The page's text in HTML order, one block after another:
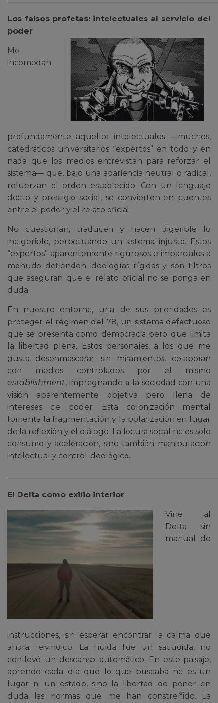
Los falsos profetas: intelectuales al servicio del
poder
Me
incomodan
profundamente aquellos intelectuales —muchos,
catedráticos universitarios “expertos” en todo y en
nada que los medios entrevistan para reforzar el
sistema— que, bajo una apariencia neutral o radical,
refuerzan el orden establecido. Con un lenguaje
docto y prestigio social, se convierten en puentes
entre el poder y el relato oficial.
No cuestionan; traducen y hacen digerible lo
indigerible, perpetuando un sistema injusto. Estos
“expertos” aparentemente rigurosos e imparciales a
menudo defienden ideologías rígidas y son filtros
que aseguran que el relato oficial no se ponga en
duda.
En nuestro entorno, una de sus prioridades es
proteger el régimen del 78, un sistema defectuoso
que se presenta como democracia pero que limita
la libertad plena. Estos personajes, a los que me
gusta desenmascarar sin miramientos, colaboran
con medios controlados por el mismo
establishment, impregnando a la sociedad con una
visión aparentemente objetiva pero llena de
intereses de poder. Esta colonización mental
fomenta la fragmentación y la polarización en lugar
de la reflexión y el diálogo. La locura social no es solo
consumo y aceleración, sino también manipulación
intelectual y control ideológico.
El Delta como exilio interior
Vine al
Delta sin
manual de
instrucciones, sin esperar encontrar la calma que
ahora reivindico. La huida fue un sacudida, no
conllevó un descanso automático. En este paisaje,
aprendo cada día que lo que buscaba no es un
lugar ni un estado, sino la libertad de poner en
duda las normas que me han constreñido. La